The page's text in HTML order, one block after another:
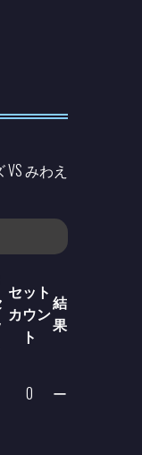
VS みわえ
セット
カウン
ト
結
果
0 ー